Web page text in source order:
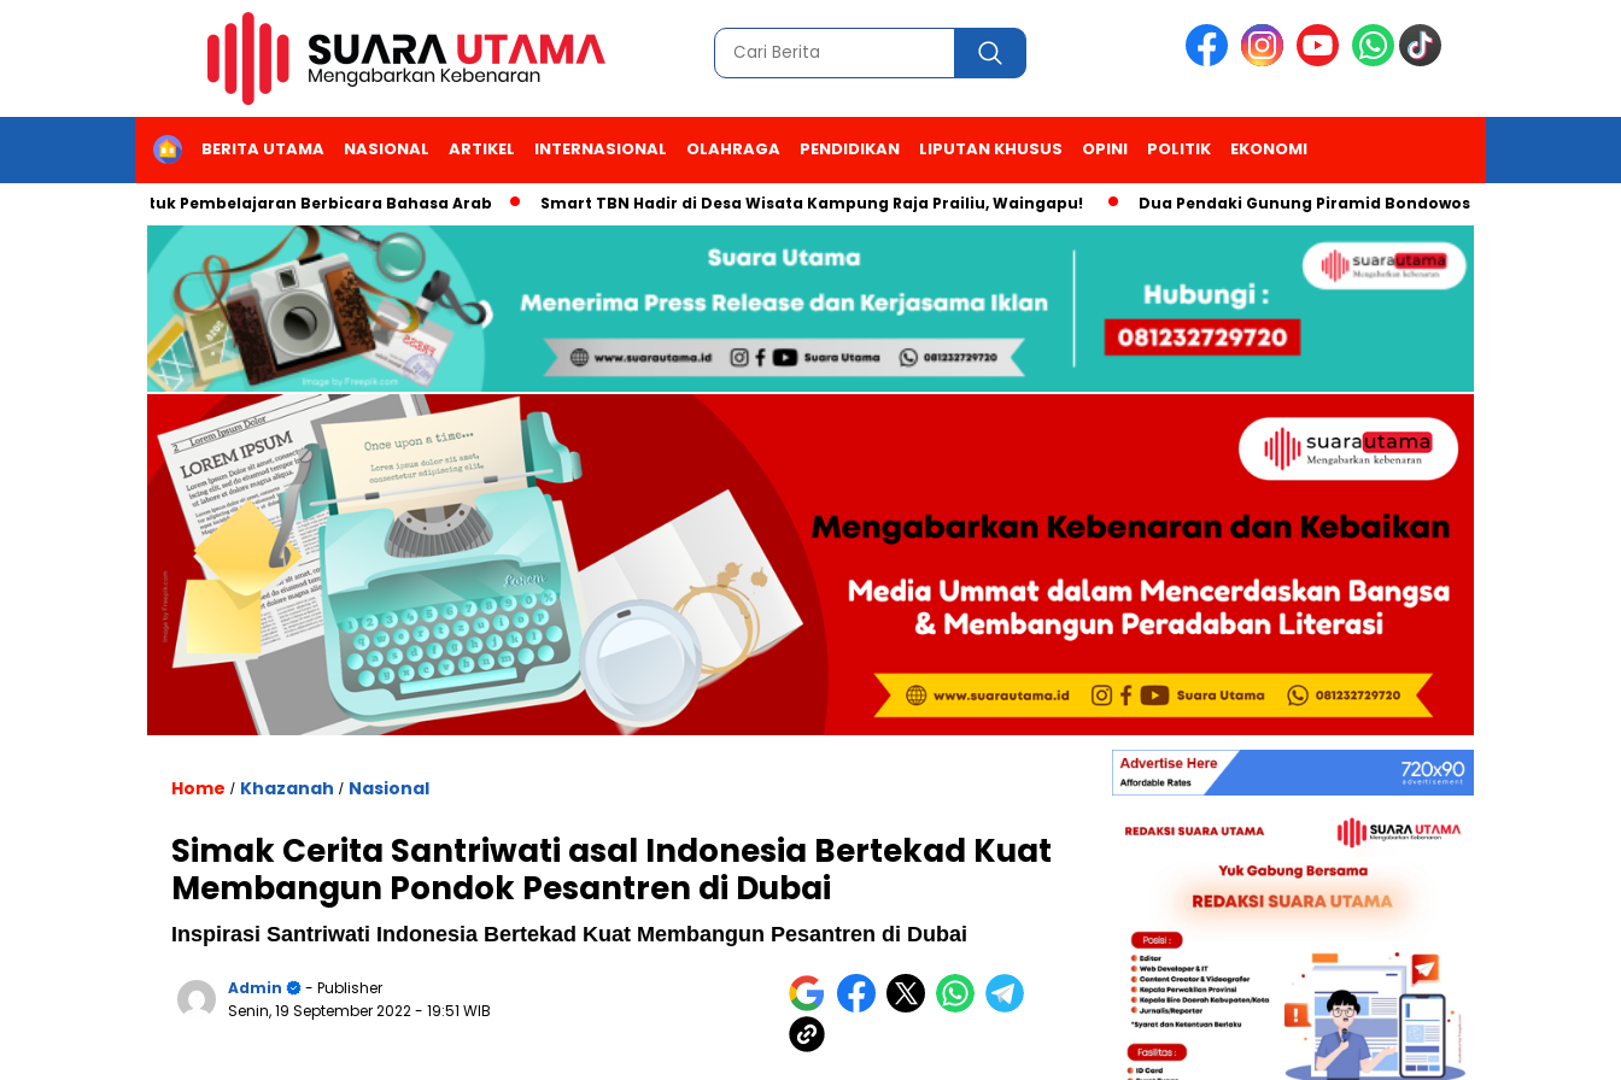
HOMEBERITA UTAMA NASIONAL ARTIKEL INTERNASIONAL OLAHRAGA PENDIDIKAN LIPUTAN KHUSUS OPINI POLITIK EKONOMI
AI untuk Pembelajaran Berbicara Bahasa Arab Smart TBN Hadir di Desa Wisata Kampung Raja Prailiu, Waingapu! Dua Pendaki Gunung Piramid Bondowoso Meninggal, Persatuan
Home / Khazanah / Nasional
Simak Cerita Santriwati asal Indonesia Bertekad Kuat
Membangun Pondok Pesantren di Dubai
Inspirasi Santriwati Indonesia Bertekad Kuat Membangun Pesantren di Dubai
Admin
- Publisher
Senin, 19 September 2022- 19:51 WIB